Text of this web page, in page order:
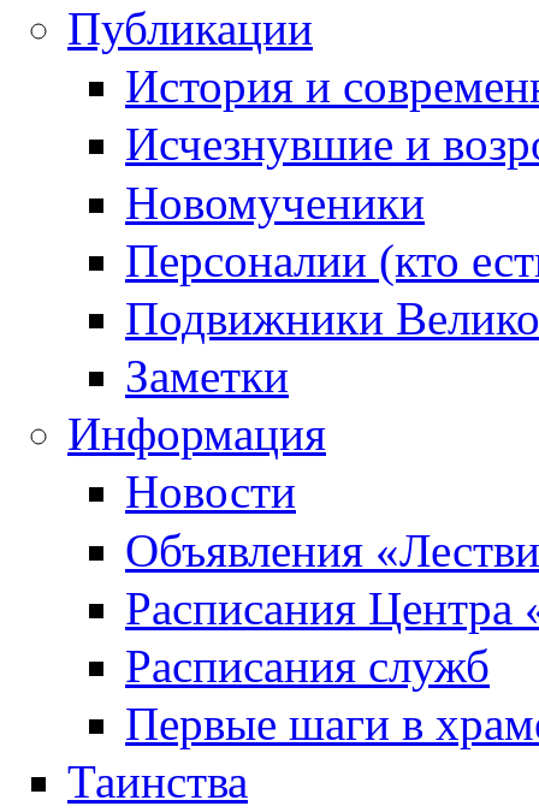
Публикации
История и
Исчезнувшие и
Новомученики
Персоналии (кто
Подвижники
Заметки
Информация
Новости
Объявления
Расписания Центра
Расписания служб
Первые шаги в
Таинства